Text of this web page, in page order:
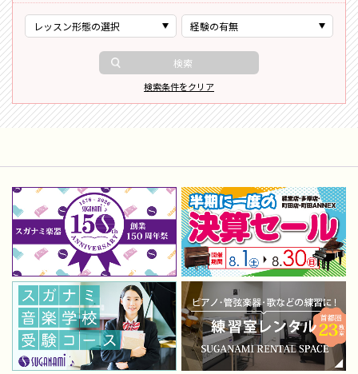
検索
検索条件をクリア